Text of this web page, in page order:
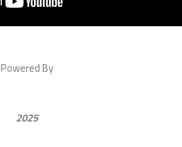
Powered By
2025